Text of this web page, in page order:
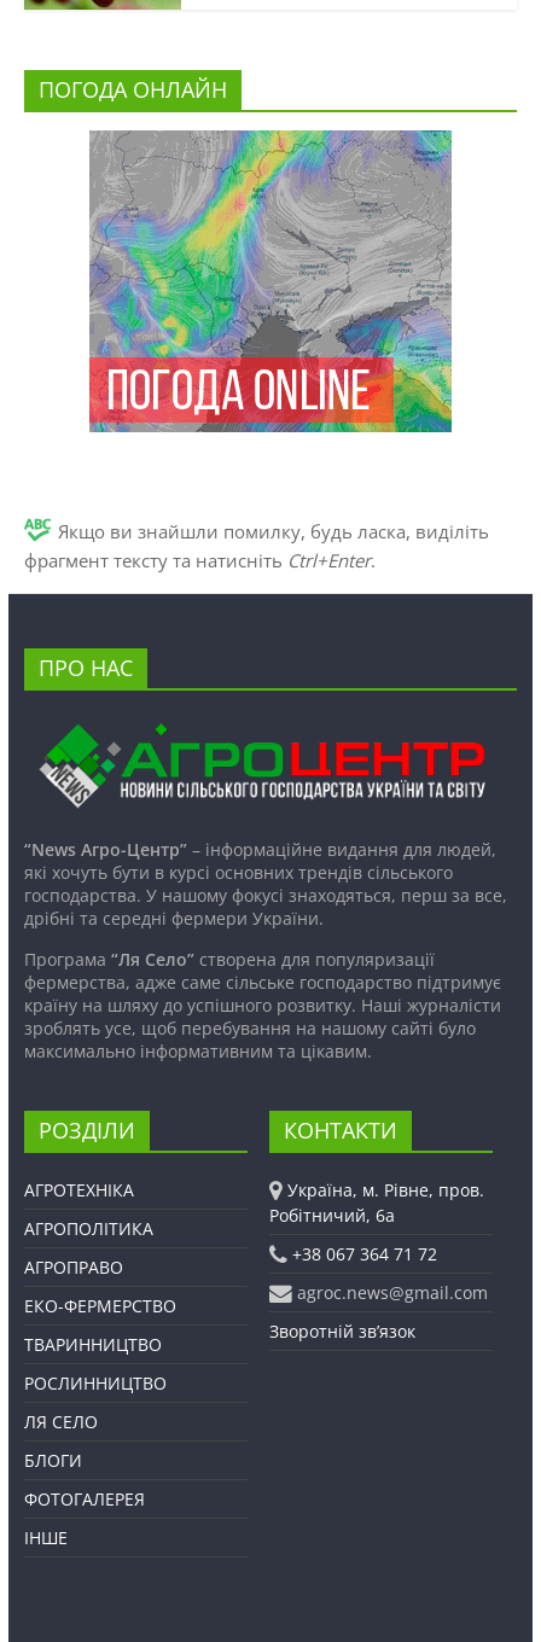
ПОГОДА ОНЛАЙН
Якщо ви знайшли помилку, будь ласка, виділіть
фрагмент тексту та натисніть Ctrl+Enter.
ПРО НАС
“News Агро-Центр”– інформаційне видання для людей,
які хочуть бути в курсі основних трендів сільського
господарства. У нашому фокусі знаходяться, перш за все,
дрібні та середні фермери України.
Програма “Ля Село”створена для популяризації
фермерства, адже саме сільське господарство підтримує
країну на шляху до успішного розвитку. Наші журналісти
зроблять усе, щоб перебування на нашому сайті було
максимально інформативним та цікавим.
РОЗДІЛИ
АГРОТЕХНІКА
АГРОПОЛІТИКА
АГРОПРАВО
ЕКО-ФЕРМЕРСТВО
ТВАРИННИЦТВО
РОСЛИННИЦТВО
ЛЯ СЕЛО
БЛОГИ
ФОТОГАЛЕРЕЯ
ІНШЕ
КОНТАКТИ
Україна, м. Рівне, пров.
Робітничий, 6а
+38 067 364 71 72
agroc.news@gmail.com
Зворотній зв’язок